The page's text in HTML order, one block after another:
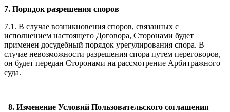
7. Порядок разрешения споров
7.1. В случае возникновения споров, связанных с
исполнением настоящего Договора, Сторонами будет
применен досудебный порядок урегулирования спора. В
случае невозможности разрешения спора путем переговоров,
он будет передан Сторонами на рассмотрение Арбитражного
суда.
8. Изменение Условий Пользовательского соглашения